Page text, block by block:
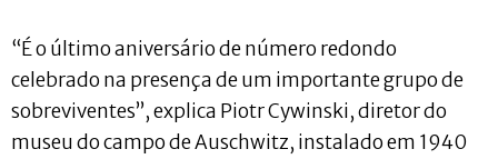
“É o último aniversário de número redondo
celebrado na presença de um importante grupo de
sobreviventes”, explica Piotr Cywinski, diretor do
museu do campo de Auschwitz, instalado em 1940